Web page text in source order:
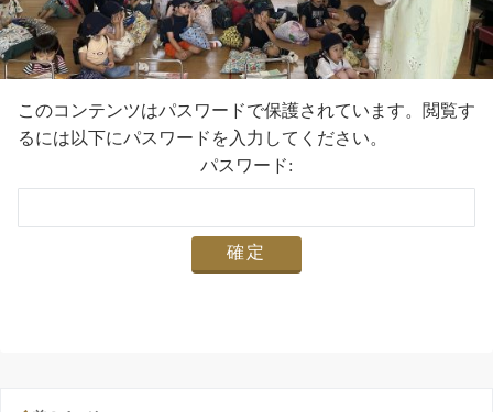
このコンテンツはパスワードで保護されています。閲覧す
るには以下にパスワードを入力してください。
パスワード: